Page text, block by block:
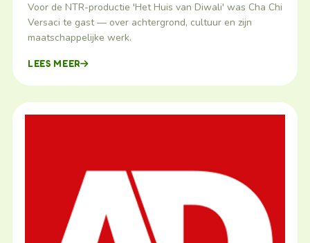
Voor de NTR-productie 'Het Huis van Diwali' was Cha Chi
Versaci te gast — over achtergrond, cultuur en zijn
maatschappelijke werk.
LEES MEER